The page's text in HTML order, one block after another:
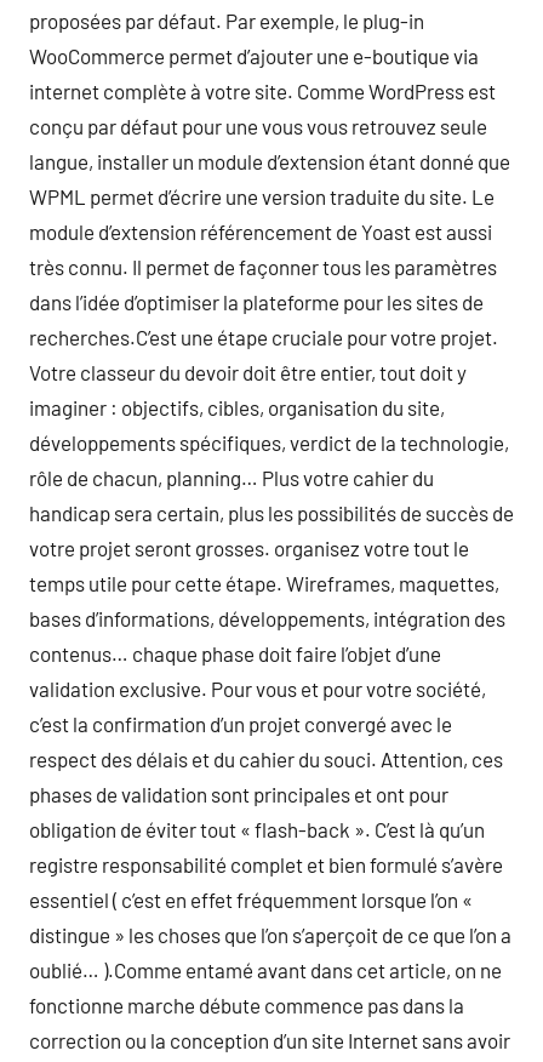
proposées par défaut. Par exemple, le plug-in
WooCommerce permet d’ajouter une e-boutique via
internet complète à votre site. Comme WordPress est
conçu par défaut pour une vous vous retrouvez seule
langue, installer un module d’extension étant donné que
WPML permet d’écrire une version traduite du site. Le
module d’extension référencement de Yoast est aussi
très connu. Il permet de façonner tous les paramètres
dans l’idée d’optimiser la plateforme pour les sites de
recherches.C’est une étape cruciale pour votre projet.
Votre classeur du devoir doit être entier, tout doit y
imaginer : objectifs, cibles, organisation du site,
développements spécifiques, verdict de la technologie,
rôle de chacun, planning… Plus votre cahier du
handicap sera certain, plus les possibilités de succès de
votre projet seront grosses. organisez votre tout le
temps utile pour cette étape. Wireframes, maquettes,
bases d’informations, développements, intégration des
contenus… chaque phase doit faire l’objet d’une
validation exclusive. Pour vous et pour votre société,
c’est la confirmation d’un projet convergé avec le
respect des délais et du cahier du souci. Attention, ces
phases de validation sont principales et ont pour
obligation de éviter tout « flash-back ». C’est là qu’un
registre responsabilité complet et bien formulé s’avère
essentiel ( c’est en effet fréquemment lorsque l’on «
distingue » les choses que l’on s’aperçoit de ce que l’on a
oublié… ).Comme entamé avant dans cet article, on ne
fonctionne marche débute commence pas dans la
correction ou la conception d’un site Internet sans avoir